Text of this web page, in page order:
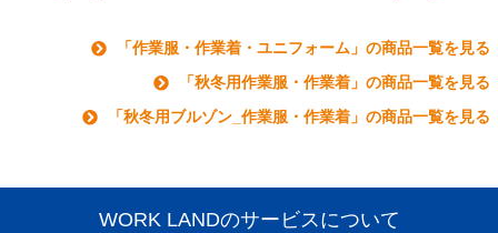
「作業服・作業着・ユニフォーム」の商品一覧を見る
「秋冬用作業服・作業着」の商品一覧を見る
「秋冬用ブルゾン_作業服・作業着」の商品一覧を見る
WORK LANDのサービスについて